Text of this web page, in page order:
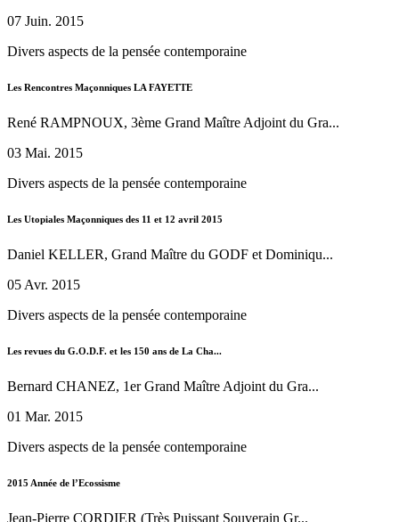
07 Juin. 2015
Divers aspects de la pensée contemporaine
Les Rencontres Maçonniques LA FAYETTE
René RAMPNOUX, 3ème Grand Maître Adjoint du Gra...
03 Mai. 2015
Divers aspects de la pensée contemporaine
Les Utopiales Maçonniques des 11 et 12 avril 2015
Daniel KELLER, Grand Maître du GODF et Dominiqu...
05 Avr. 2015
Divers aspects de la pensée contemporaine
Les revues du G.O.D.F. et les 150 ans de La Cha...
Bernard CHANEZ, 1er Grand Maître Adjoint du Gra...
01 Mar. 2015
Divers aspects de la pensée contemporaine
2015 Année de l’Ecossisme
Jean-Pierre CORDIER (Très Puissant Souverain Gr...